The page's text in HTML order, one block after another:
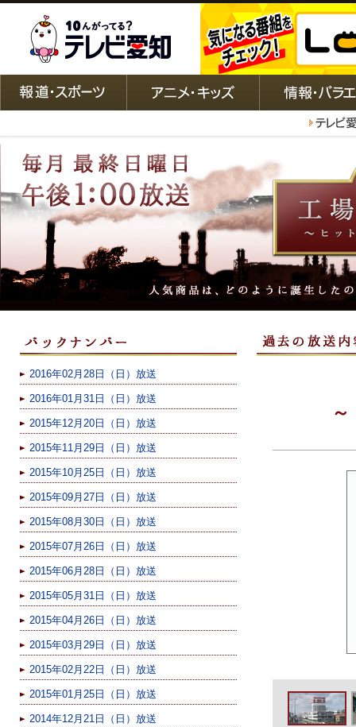
2016年02月28日（日）放送
2016年01月31日（日）放送
2015年12月20日（日）放送
2015年11月29日（日）放送
2015年10月25日（日）放送
2015年09月27日（日）放送
2015年08月30日（日）放送
2015年07月26日（日）放送
2015年06月28日（日）放送
2015年05月31日（日）放送
2015年04月26日（日）放送
2015年03月29日（日）放送
2015年02月22日（日）放送
2015年01月25日（日）放送
2014年12月21日（日）放送